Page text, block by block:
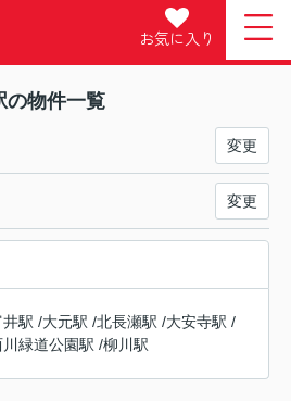
お気に入り
の物件一覧
変更
変更
駅 /大元駅 /北長瀬駅 /大安寺駅 /
川緑道公園駅 /柳川駅